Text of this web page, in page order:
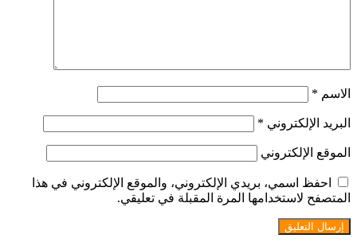
الاسم *
البريد الإلكتروني *
الموقع الإلكتروني
احفظ اسمي، بريدي الإلكتروني، والموقع الإلكتروني في هذا
المتصفح لاستخدامها المرة المقبلة في تعليقي.